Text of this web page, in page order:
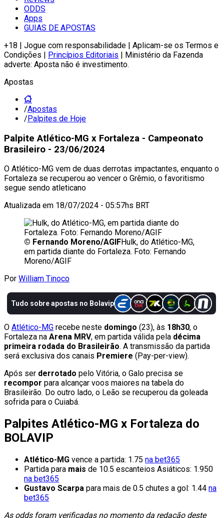
ODDS
Apps
GUIAS DE APOSTAS
+18 | Jogue com responsabilidade | Aplicam-se os Termos e
Condições | Princípios Editoriais | Ministério da Fazenda
adverte: Aposta não é investimento.
Apostas
/Apostas
/Palpites de Hoje
Palpite Atlético-MG x Fortaleza - Campeonato
Brasileiro - 23/06/2024
O Atlético-MG vem de duas derrotas impactantes, enquanto o
Fortaleza se recuperou ao vencer o Grêmio, o favoritismo
segue sendo atleticano
Atualizada em 18/07/2024 - 05:57hs BRT
© Fernando Moreno/AGIFHulk, do Atlético-MG,
em partida diante do Fortaleza. Foto: Fernando
Moreno/AGIF
Por William Tinoco
O Atlético-MG recebe neste domingo (23), às 18h30, o
Fortaleza na Arena MRV, em partida válida pela décima
primeira rodada do Brasileirão. A transmissão da partida
será exclusiva dos canais Premiere (Pay-per-view).
Após ser derrotado pelo Vitória, o Galo precisa se
recompor para alcançar voos maiores na tabela do
Brasileirão. Do outro lado, o Leão se recuperou da goleada
sofrida para o Cuiabá.
Palpites Atlético-MG x Fortaleza do
BOLAVIP
Atlético-MG vence a partida: 1.75 na bet365
Partida para mais de 10.5 escanteios Asiáticos: 1.950
na bet365
Gustavo Scarpa para mais de 0.5 chutes a gol: 1.44 na
bet365
As odds foram verificadas no momento da redação deste